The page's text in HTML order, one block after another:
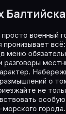
Балтийска
военный
меню
разговоры
о
не
города.